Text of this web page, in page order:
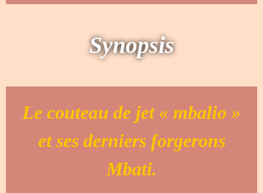
Synopsis
Le couteau de jet « mbalio »
et ses derniers forgerons
Mbati.